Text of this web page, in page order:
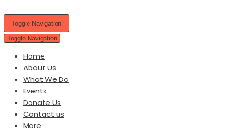
Toggle Navigation
Toggle Navigation
Home
About Us
What We Do
Events
Donate Us
Contact us
More